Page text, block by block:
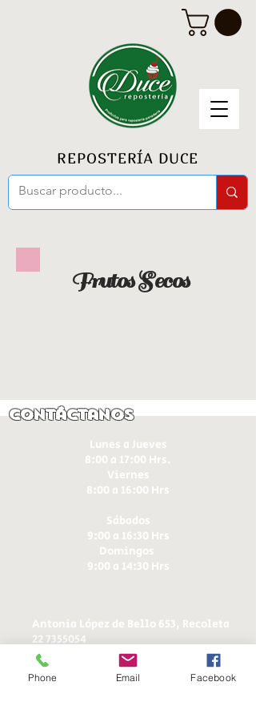
REPOSTERÍA DUCE
Frutos Secos
Contáctanos
Lunes a Jueves
8:00 a 17:00 Hrs.
Viernes
8:00 a 16:00 Hrs​
Sábados
9:00 a 16:30 Hrs
Domingos
9:00 a 14:30 Hrs
Antonia López de Bello 653, Recoleta
22 7355054
22 7375725
+56 9 75224598
ducereposteria@gmail.com
Phone Email Facebook